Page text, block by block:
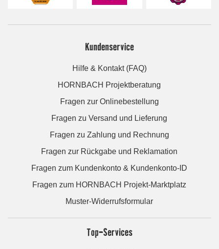
Kundenservice
Hilfe & Kontakt (FAQ)
HORNBACH Projektberatung
Fragen zur Onlinebestellung
Fragen zu Versand und Lieferung
Fragen zu Zahlung und Rechnung
Fragen zur Rückgabe und Reklamation
Fragen zum Kundenkonto & Kundenkonto-ID
Fragen zum HORNBACH Projekt-Marktplatz
Muster-Widerrufsformular
Top-Services